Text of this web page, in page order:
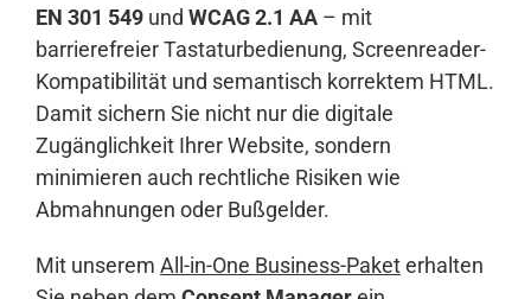
EN 301 549 und WCAG 2.1 AA – mit
barrierefreier Tastaturbedienung, Screenreader-
Kompatibilität und semantisch korrektem HTML.
Damit sichern Sie nicht nur die digitale
Zugänglichkeit Ihrer Website, sondern
minimieren auch rechtliche Risiken wie
Abmahnungen oder Bußgelder.
Mit unserem All-in-One Business-Paketerhalten